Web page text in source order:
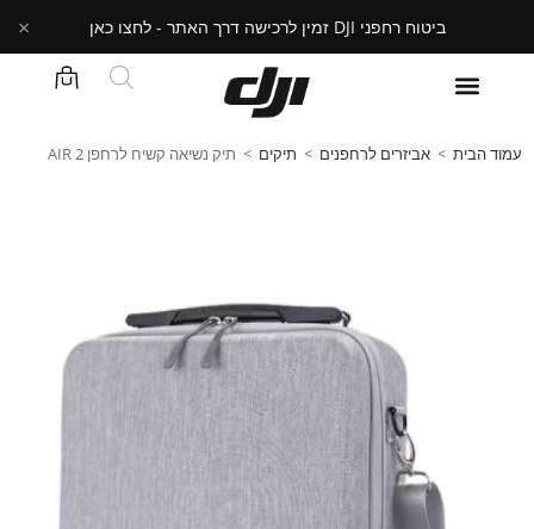
ביטוח רחפני DJI זמין לרכישה דרך האתר - לחצו כאן ×
עמוד הבית > אביזרים לרחפנים > תיקים > תיק נשיאה קשיח לרחפן AIR 2